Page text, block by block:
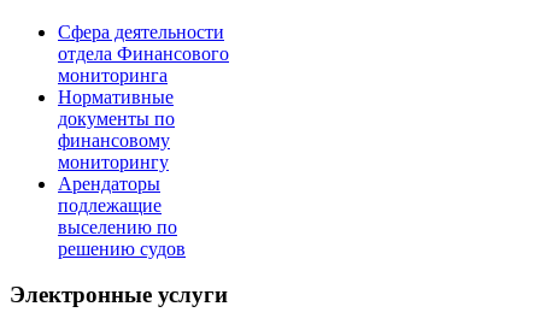
Сфера деятельности
отдела Финансового
мониторинга
Нормативные
документы по
финансовому
мониторингу
Арендаторы
подлежащие
выселению по
решению судов
Электронные услуги